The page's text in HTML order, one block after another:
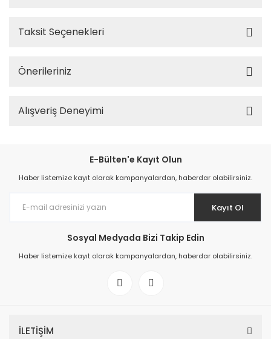
Taksit Seçenekleri
Önerileriniz
Alışveriş Deneyimi
E-Bülten'e Kayıt Olun
Haber listemize kayıt olarak kampanyalardan, haberdar olabilirsiniz.
Kayıt Ol
Sosyal Medyada Bizi Takip Edin
Haber listemize kayıt olarak kampanyalardan, haberdar olabilirsiniz.
İLETİŞİM